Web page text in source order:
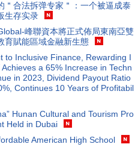
＂合法拆弹专家＂：一个被逼成泰
生存实录
峰聯資本將正式佈局東南亞雙
育賦能區域金融新生態
to Inclusive Finance, Rewarding I
a 65% Increase in Techn
in 2023, Dividend Payout Ratio
Continues 10 Years of Profitabil
Hunan Cultural and Tourism Pro
Held in Dubai
American High School